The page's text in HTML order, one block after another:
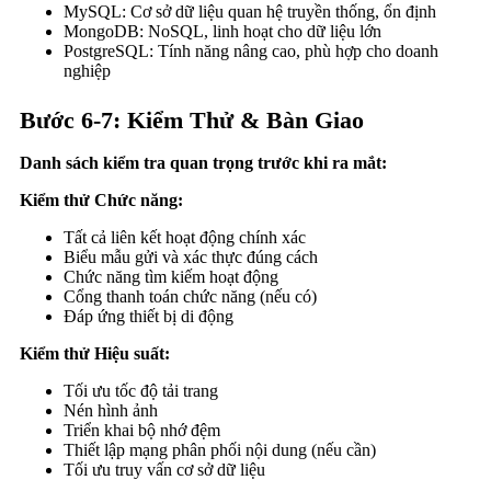
MySQL: Cơ sở dữ liệu quan hệ truyền thống, ổn định
MongoDB: NoSQL, linh hoạt cho dữ liệu lớn
PostgreSQL: Tính năng nâng cao, phù hợp cho doanh
nghiệp
Bước 6-7: Kiểm Thử & Bàn Giao
Danh sách kiểm tra quan trọng trước khi ra mắt:
Kiểm thử Chức năng:
Tất cả liên kết hoạt động chính xác
Biểu mẫu gửi và xác thực đúng cách
Chức năng tìm kiếm hoạt động
Cổng thanh toán chức năng (nếu có)
Đáp ứng thiết bị di động
Kiểm thử Hiệu suất:
Tối ưu tốc độ tải trang
Nén hình ảnh
Triển khai bộ nhớ đệm
Thiết lập mạng phân phối nội dung (nếu cần)
Tối ưu truy vấn cơ sở dữ liệu